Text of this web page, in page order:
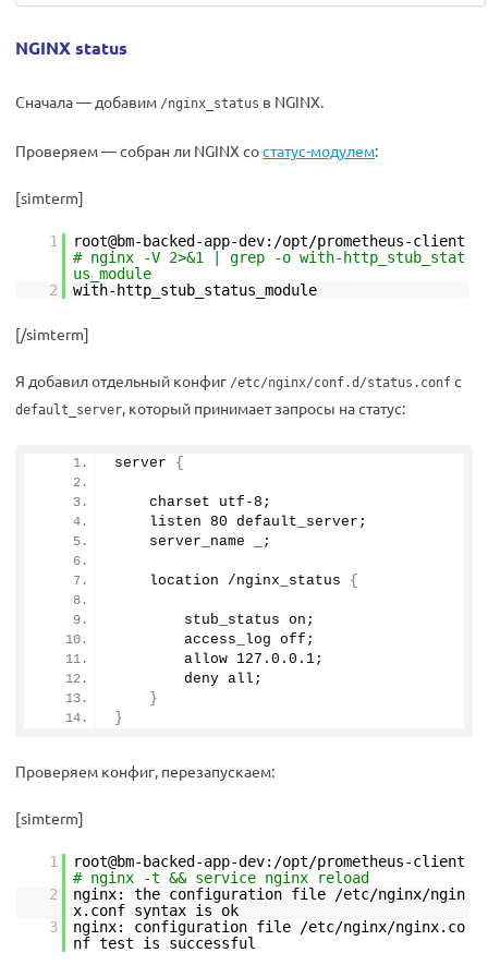
NGINX status
Сначала — добавим /nginx_status в NGINX.
Проверяем — собран ли NGINX состатус-модулем:
[simterm]
1
root@bm-backed-app-dev:/opt/prometheus-client
# nginx -V 2>&1 | grep -o with-http_stub_stat
us_module
2
with-http_stub_status_module
[/simterm]
Я добавил отдельный конфиг /etc/nginx/conf.d/status.conf с
default_server, который принимает запросы на статус:
server {
    charset utf-
8 ;
    listen
80 default_server;
    server_name _;
    location /nginx_status
{
        stub_status on;
        access_log off;
        allow
127.0 . 0.1;
        deny all;
}
}
Проверяем конфиг, перезапускаем:
[simterm]
1
root@bm-backed-app-dev:/opt/prometheus-client
# nginx -t && service nginx reload
2
nginx: the configuration file /etc/nginx/ngin
x.conf syntax is ok
3
nginx: configuration file /etc/nginx/nginx.co
nf test is successful